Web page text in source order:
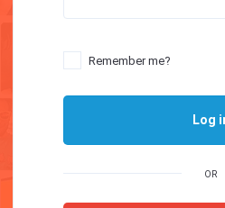
Remember me?
Log